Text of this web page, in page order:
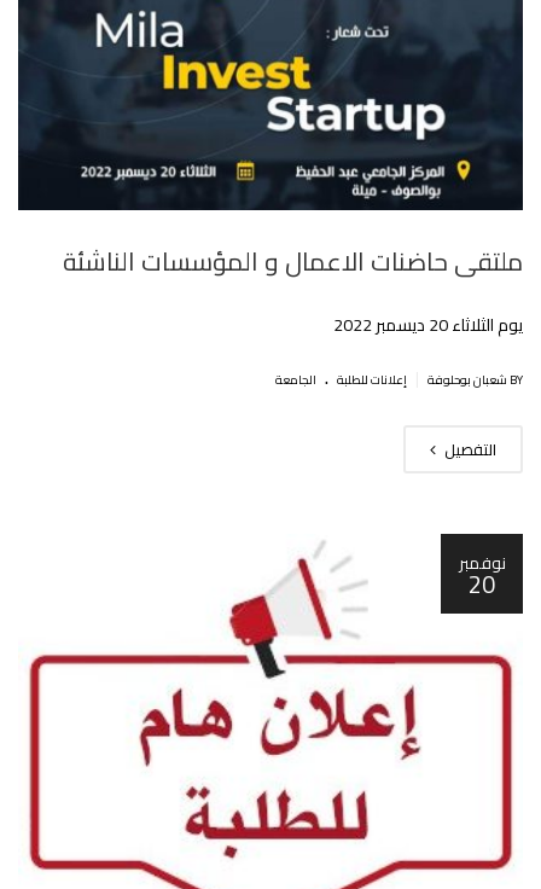
ملتقى حاضنات الاعمال و المؤسسات الناشئة
يوم الثلاثاء 20 ديسمبر 2022
BY شعبان بوحلوفة إعلانات للطلبة . الجامعة
التفصيل
نوفمبر
20